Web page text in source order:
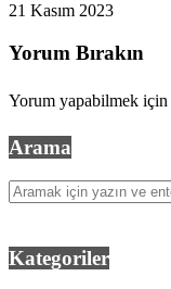
21 Kasım 2023
Yorum Bırakın
Yorum yapabilmek için
Arama
Kategoriler